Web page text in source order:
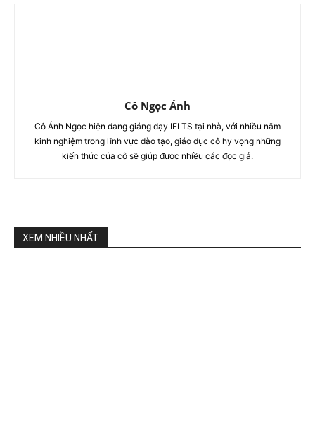
Cô Ngọc Ánh
Cô Ánh Ngọc hiện đang giảng dạy IELTS tại nhà, với nhiều năm
kinh nghiệm trong lĩnh vực đào tạo, giáo dục cô hy vọng những
kiến thức của cô sẽ giúp được nhiều các đọc giả.
XEM NHIỀU NHẤT